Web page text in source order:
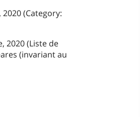
(Category:
2020 (Liste de
(invariant au